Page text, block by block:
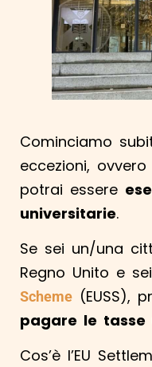
Cominciamo
eccezioni,
potrai essere
universitarie.
Se sei un/una
Regno Unito e
Scheme (EUSS),
pagare le tasse
Cos’è l’EU